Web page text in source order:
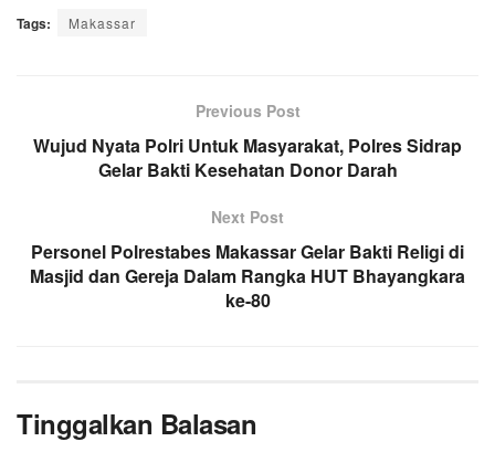
Tags: Makassar
Previous Post
Wujud Nyata Polri Untuk Masyarakat, Polres Sidrap
Gelar Bakti Kesehatan Donor Darah
Next Post
Personel Polrestabes Makassar Gelar Bakti Religi di
Masjid dan Gereja Dalam Rangka HUT Bhayangkara
ke-80
Tinggalkan Balasan